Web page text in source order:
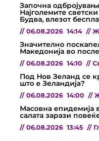
Започна
Најголемите
Будва, влезот
// 06.08.2026 14:14 //
Значително
Македонија во
// 06.08.2026 14:10 //
Под Нов Зеланд се
што е Зеландија?
// 06.08.2026 14:00 //
Масовна епидемија
салата зарази
// 06.08.2026 13:45 //